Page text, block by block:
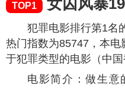
TOP1 女囚风暴
犯罪电影排行第1名
热门指数为85747 ，本
于犯罪类型的电影（中国
电影简介：做生意